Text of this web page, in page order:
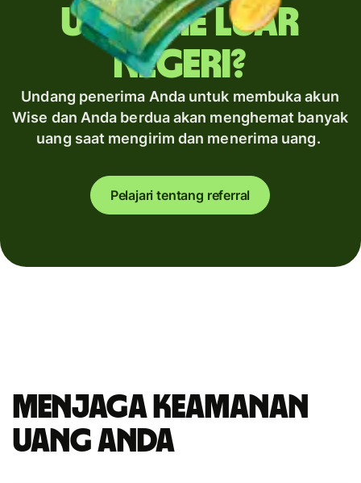
uang ke luar
negeri?
Undang penerima Anda untuk membuka akun
Wise dan Anda berdua akan menghemat banyak
uang saat mengirim dan menerima uang.
Pelajari tentang referral
Menjaga keamanan
uang Anda